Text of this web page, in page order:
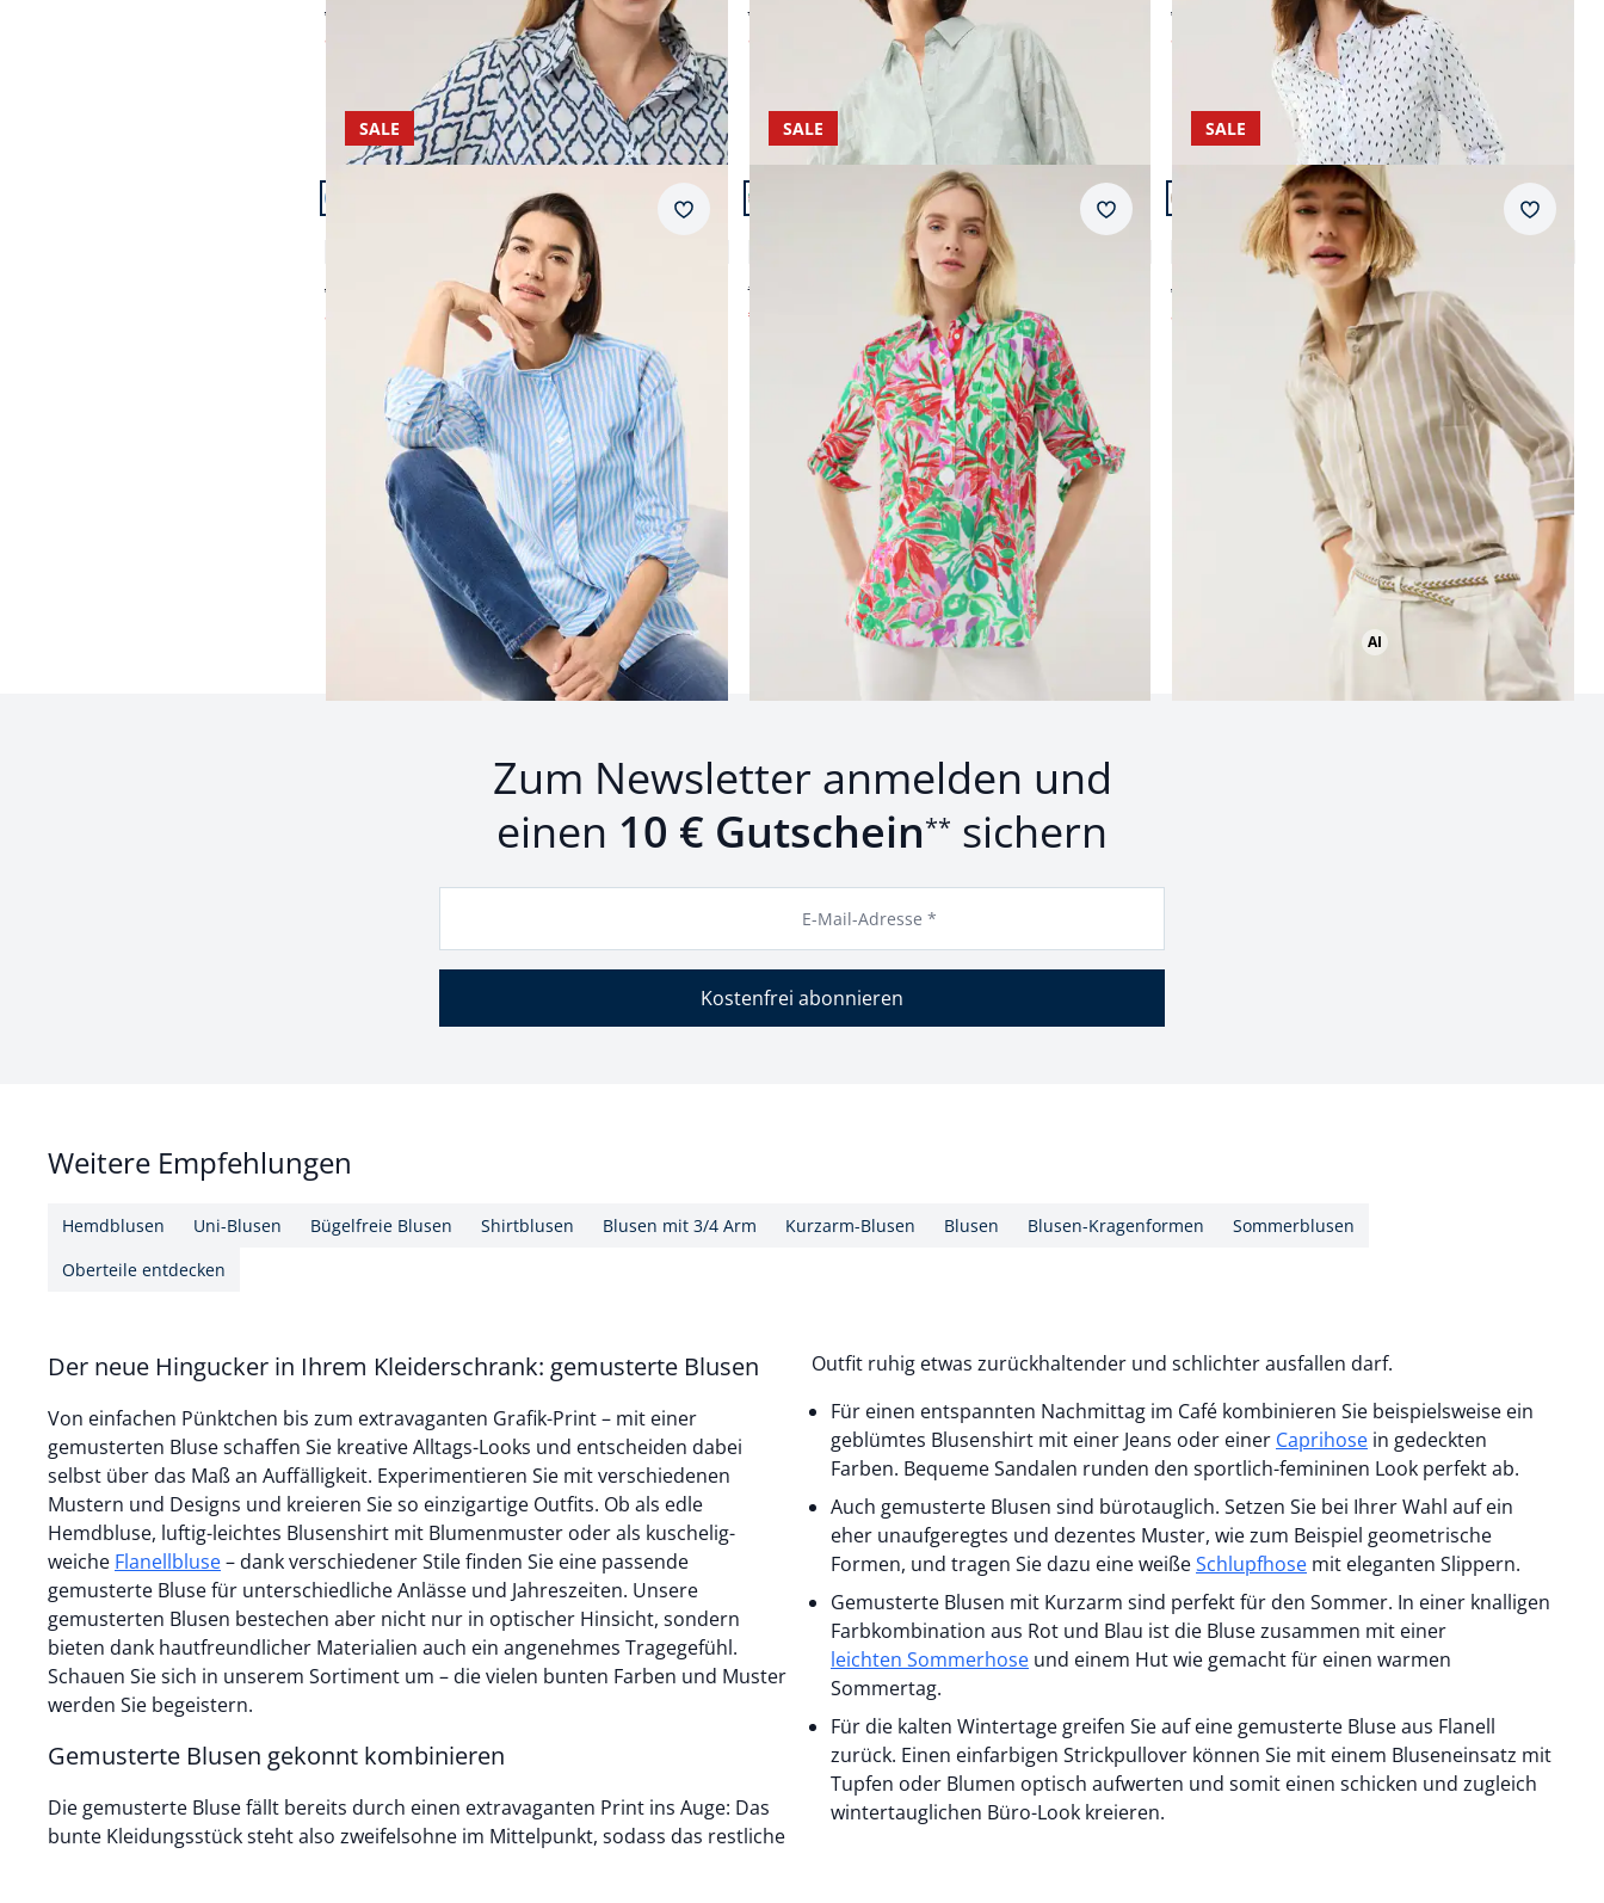
ab € 69,99
ab
ab € 89,99
ab (-56%)
ab € 79,99
ab (-44%)
Artikel 22 von 24.
SALE
Extraglatt Stehkragen Bluse
ab € 89,99
ab (-50%)
Merkzettel
Artikel 23 von 24.
SALE
Baumwoll Tunika Flora
4,9 (25)
€ 89,95
€ 39,99
Merkzettel
Artikel 24 von 24.
SALE
Klima-Bluse Edel-Leinen
4,9 (14)
ab € 99,99
ab (-40%)
Seite 1 geladen. Zeige Produkte 1 bis 24 von 48. 1bis24von48
Zurück Weiter zu Seite 2
AI Bild mit Hilfe von KI erstellt
Zum Newsletter anmelden und
einen 10 € Gutschein** sichern
E-Mail-Adresse *
Kostenfrei abonnieren
Weitere Empfehlungen
Hemdblusen Uni-Blusen Bügelfreie Blusen Shirtblusen Blusen mit 3/4 Arm Kurzarm-Blusen Blusen Blusen-Kragenformen
Sommerblusen
Oberteile entdecken
Der neue Hingucker in Ihrem Kleiderschrank: gemusterte Blusen
Von einfachen Pünktchen bis zum extravaganten Grafik-Print – mit einer
gemusterten Bluse schaffen Sie kreative Alltags-Looks und entscheiden dabei
selbst über das Maß an Auffälligkeit. Experimentieren Sie mit verschiedenen
Mustern und Designs und kreieren Sie so einzigartige Outfits. Ob als edle
Hemdbluse, luftig-leichtes Blusenshirt mit Blumenmuster oder als kuschelig-
weiche Flanellbluse
gemusterte Bluse für unterschiedliche Anlässe und Jahreszeiten. Unsere
gemusterten Blusen bestechen aber nicht nur in optischer Hinsicht, sondern
bieten dank hautfreundlicher Materialien auch ein angenehmes Tragegefühl.
Schauen Sie sich in unserem Sortiment um – die vielen bunten Farben und Muster
werden Sie begeistern.
Gemusterte Blusen gekonnt kombinieren
Die gemusterte Bluse fällt bereits durch einen extravaganten Print ins Auge: Das
bunte Kleidungsstück steht also zweifelsohne im Mittelpunkt, sodass das restliche
Outfit ruhig etwas zurückhaltender und schlichter ausfallen darf.
Für einen entspannten Nachmittag im Café kombinieren Sie beispielsweise ein
geblümtes Blusenshirt mit einer Jeans oder einer Caprihose
Farben. Bequeme Sandalen runden den sportlich-femininen Look perfekt ab.
Auch gemusterte Blusen sind bürotauglich. Setzen Sie bei Ihrer Wahl auf ein
eher unaufgeregtes und dezentes Muster, wie zum Beispiel geometrische
Formen, und tragen Sie dazu eine weißeSchlupfhose mit eleganten Slippern.
Gemusterte Blusen mit Kurzarm sind perfekt für den Sommer. In einer knalligen
Farbkombination aus Rot und Blau ist die Bluse zusammen mit einer
leichten Sommerhose
Sommertag.
Für die kalten Wintertage greifen Sie auf eine gemusterte Bluse aus Flanell
zurück. Einen einfarbigen Strickpullover können Sie mit einem Bluseneinsatz mit
Tupfen oder Blumen optisch aufwerten und somit einen schicken und zugleich
wintertauglichen Büro-Look kreieren.